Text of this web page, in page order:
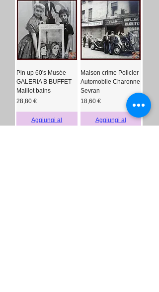
Pin up 60's Musée
GALERIA B BUFFET
Maillot bains
Prezzo
28,80 €
Aggiungi al
Maison crime Policier
Automobile Charonne
Sevran
Prezzo
18,60 €
Aggiungi al